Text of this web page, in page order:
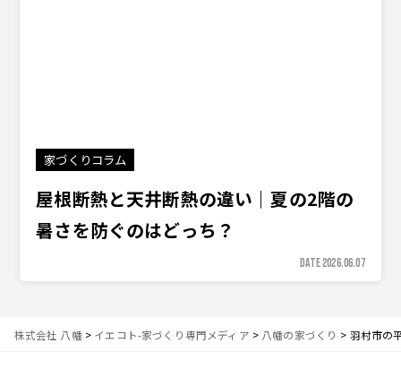
家づくりコラム
屋根断熱と天井断熱の違い｜夏の2階の
暑さを防ぐのはどっち？
DATE 2026.06.07
株式会社 八幡> イエコト-家づくり専門メディア > 八幡の家づくり > 羽村市の